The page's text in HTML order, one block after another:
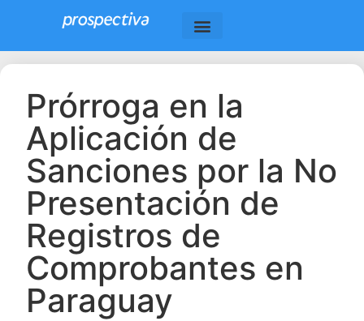
Prórroga en la
Aplicación de
Sanciones por la No
Presentación de
Registros de
Comprobantes en
Paraguay